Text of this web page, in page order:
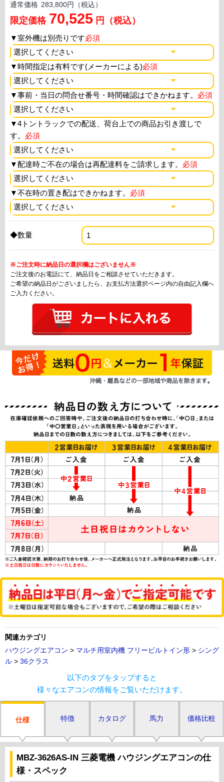
通常価格 283,800円（税込）
限定価格 70,525 円（税込）
▼室外機は別売りです必須
▼時間指定は有料です(メーカーによる)必須
▼事前・当日の問合せ番号・時間確認はできかねます。 必須
▼4トントラックでの配送、荷台上での商品お引き渡しで
す。 必須
▼配達時ご不在の場合は再配達料をご請求します。 必須
▼不在時の置き配はできかねます。 必須
◆数量
※ご注文時に納品日の選択欄はございません※
ご注文後のお電話にて、納品日をご相談させていただきます。
ご希望の納品日がございましたら、お支払方法選択ページ内の自由記入欄へ
ご入力ください。
関連カテゴリ
ハウジングエアコン > マルチ用室内機 フリービルトイン形 > シング
ル > 36クラス
以下のタブをタップすると
様々なエアコンの情報をご覧いただけます。
仕様 特徴 カタログ 馬力 価格比較
MBZ-3626AS-IN 三菱電機 ハウジングエアコンの仕
様・スペック